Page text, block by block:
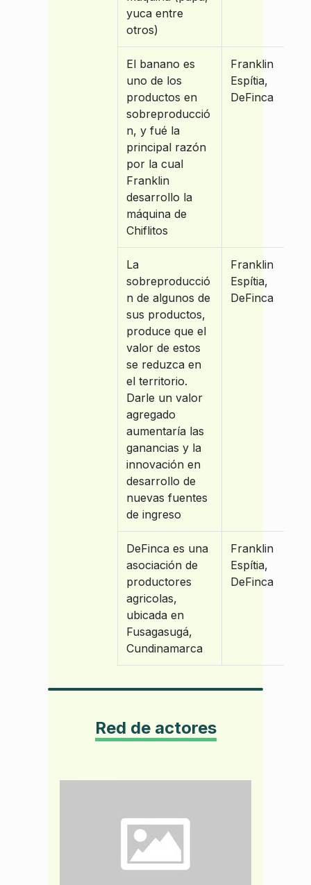
yuca entre
otros)
El banano es
uno de los
productos en
sobreproducció
n, y fué la
principal razón
por la cual
Franklin
desarrollo la
máquina de
Chiflitos
Franklin
Espítia,
DeFinca
La
sobreproducció
n de algunos de
sus productos,
produce que el
valor de estos
se reduzca en
el territorio.
Darle un valor
agregado
aumentaría las
ganancias y la
innovación en
desarrollo de
nuevas fuentes
de ingreso
Franklin
Espítia,
DeFinca
DeFinca es una
asociación de
productores
agricolas,
ubicada en
Fusagasugá,
Cundinamarca
Franklin
Espítia,
DeFinca
Red de actores